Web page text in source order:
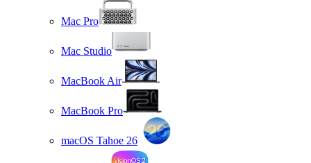
Mac Pro
Mac Studio
MacBook Air
MacBook Pro
macOS Tahoe 26